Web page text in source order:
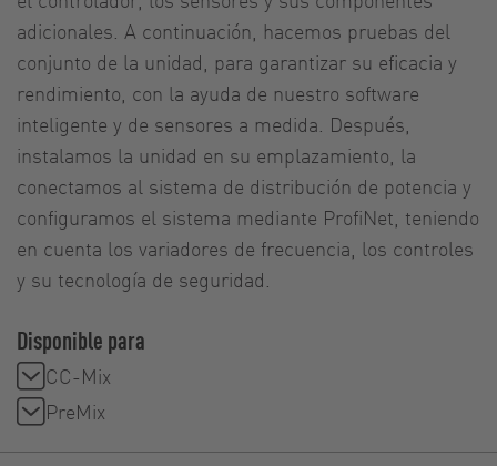
adicionales. A continuación, hacemos pruebas del
conjunto de la unidad, para garantizar su eficacia y
rendimiento, con la ayuda de nuestro software
inteligente y de sensores a medida. Después,
instalamos la unidad en su emplazamiento, la
conectamos al sistema de distribución de potencia y
configuramos el sistema mediante ProfiNet, teniendo
en cuenta los variadores de frecuencia, los controles
y su tecnología de seguridad.
Disponible para
CC-Mix
PreMix